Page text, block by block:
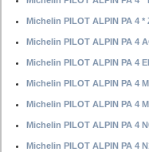
Michelin PILOT ALPIN PA 4 *
Michelin PILOT ALPIN PA 4
Michelin PILOT ALPIN PA 4
Michelin PILOT ALPIN PA 4
Michelin PILOT ALPIN PA 4
Michelin PILOT ALPIN PA 4
Michelin PILOT ALPIN PA 4